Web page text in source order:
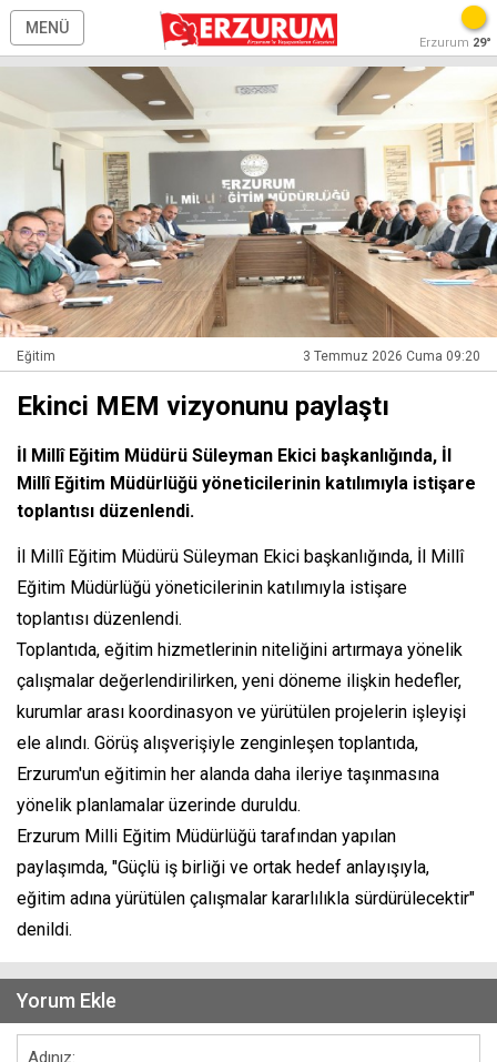
MENÜ
Erzurum 29°
Eğitim 3 Temmuz 2026 Cuma 09:20
Ekinci MEM vizyonunu paylaştı
İl Millî Eğitim Müdürü Süleyman Ekici başkanlığında, İl
Millî Eğitim Müdürlüğü yöneticilerinin katılımıyla istişare
toplantısı düzenlendi.
İl Millî Eğitim Müdürü Süleyman Ekici başkanlığında, İl Millî
Eğitim Müdürlüğü yöneticilerinin katılımıyla istişare
toplantısı düzenlendi.
Toplantıda, eğitim hizmetlerinin niteliğini artırmaya yönelik
çalışmalar değerlendirilirken, yeni döneme ilişkin hedefler,
kurumlar arası koordinasyon ve yürütülen projelerin işleyişi
ele alındı. Görüş alışverişiyle zenginleşen toplantıda,
Erzurum'un eğitimin her alanda daha ileriye taşınmasına
yönelik planlamalar üzerinde duruldu.
Erzurum Milli Eğitim Müdürlüğü tarafından yapılan
paylaşımda, "Güçlü iş birliği ve ortak hedef anlayışıyla,
eğitim adına yürütülen çalışmalar kararlılıkla sürdürülecektir"
denildi.
Yorum Ekle